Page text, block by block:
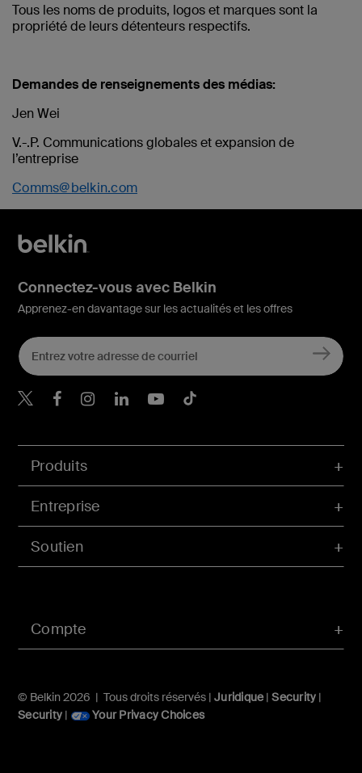
Tous les noms de produits, logos et marques sont la
propriété de leurs détenteurs respectifs.
Demandes de renseignements des médias:
Jen Wei
V.-.P. Communications globales et expansion de
l’entreprise
Comms@belkin.com
Compte
Produits
Entreprise
Soutien
© Belkin 2026 | Tous droits réservés | Juridique|Security |
Security | Your Privacy Choices
Connectez-vous avec Belkin
Apprenez-en davantage sur les actualités et les offres
Belkin Twitter
Belkin Facebook
Belkin Instagram
Belkin LinkedIn
Belkin Youtube
Belkin TikTok